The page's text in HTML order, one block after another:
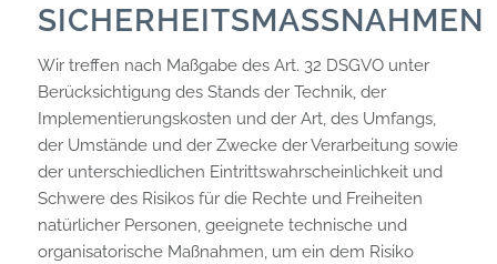
SICHERHEITSMASSNAHMEN
Wir treffen nach Maßgabe des Art. 32 DSGVO unter
Berücksichtigung des Stands der Technik, der
Implementierungskosten und der Art, des Umfangs,
der Umstände und der Zwecke der Verarbeitung sowie
der unterschiedlichen Eintrittswahrscheinlichkeit und
Schwere des Risikos für die Rechte und Freiheiten
natürlicher Personen, geeignete technische und
organisatorische Maßnahmen, um ein dem Risiko